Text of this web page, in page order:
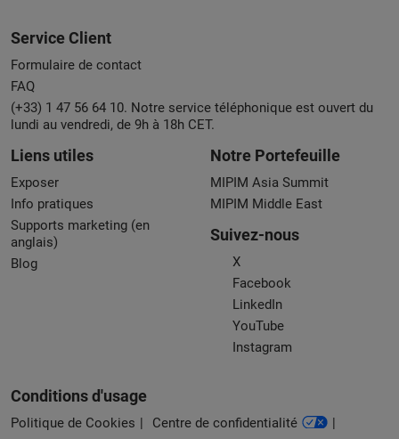
Service Client
Formulaire de contact
FAQ
(+33) 1 47 56 64 10. Notre service téléphonique est ouvert du
lundi au vendredi, de 9h à 18h CET.
Liens utiles
Exposer
Info pratiques
Supports marketing (en
anglais)
Blog
Notre Portefeuille
MIPIM Asia Summit
MIPIM Middle East
Suivez-nous
X
Facebook
LinkedIn
YouTube
Instagram
Conditions d'usage
Politique de Cookies
Centre de confidentialité